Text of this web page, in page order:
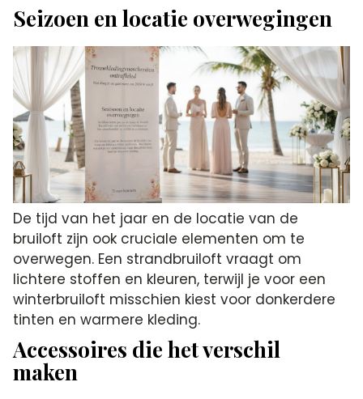
Seizoen en locatie overwegingen
De tijd van het jaar en de locatie van de
bruiloft zijn ook cruciale elementen om te
overwegen. Een strandbruiloft vraagt om
lichtere stoffen en kleuren, terwijl je voor een
winterbruiloft misschien kiest voor donkerdere
tinten en warmere kleding.
Accessoires die het verschil
maken